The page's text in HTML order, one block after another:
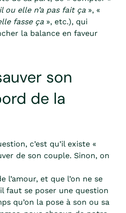
il ou elle n’a pas fait ça », «
fasse ça », etc.), qui
la balance en faveur
son
de la
c’est qu’il existe «
de son couple. Sinon, on
l’amour, et que l’on ne se
faut se poser une question
qu’on la pose à son ou sa